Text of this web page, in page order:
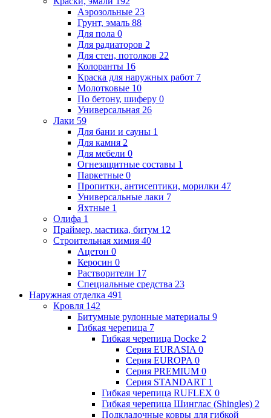
Аэрозольные 23
Грунт, эмаль 88
Для пола 0
Для радиаторов 2
Для стен, потолков 22
Колоранты 16
Краска для наружных работ 7
Молотковые 10
По бетону, шиферу 0
Универсальная 26
Лаки 59
Для бани и сауны 1
Для камня 2
Для мебели 0
Огнезащитные составы 1
Паркетные 0
Пропитки, антисептики, морилки 47
Универсальные лаки 7
Яхтные 1
Олифа 1
Праймер, мастика, битум 12
Строительная химия 40
Ацетон 0
Керосин 0
Растворители 17
Специальные средства 23
Наружная отделка 491
Кровля 142
Битумные рулонные материалы 9
Гибкая черепица 7
Гибкая черепица Docke 2
Серия EURASIA 0
Серия EUROPA 0
Серия PREMIUM 0
Серия STANDART 1
Гибкая черепица RUFLEX 0
Гибкая черепица Шинглас (Shingles) 2
Подкладочные ковры для гибкой